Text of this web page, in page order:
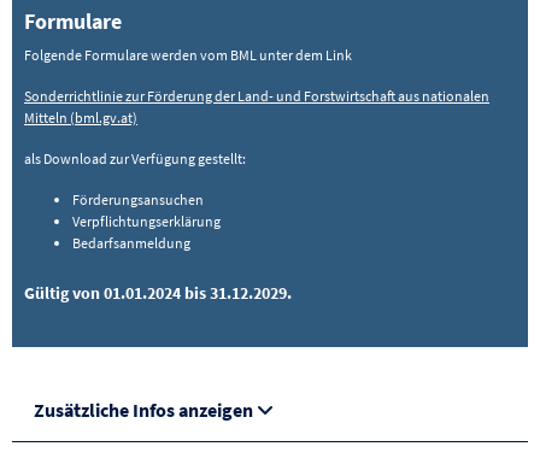
Formulare
Folgende Formulare werden vom BML unter dem Link
Sonderrichtlinie zur Förderung der Land- und Forstwirtschaft aus nationalen
Mitteln (bml.gv.at)
als Download zur Verfügung gestellt:
Förderungsansuchen
Verpflichtungserklärung
Bedarfsanmeldung
Gültig von 01.01.2024 bis 31.12.2029.
Zusätzliche Infos anzeigen